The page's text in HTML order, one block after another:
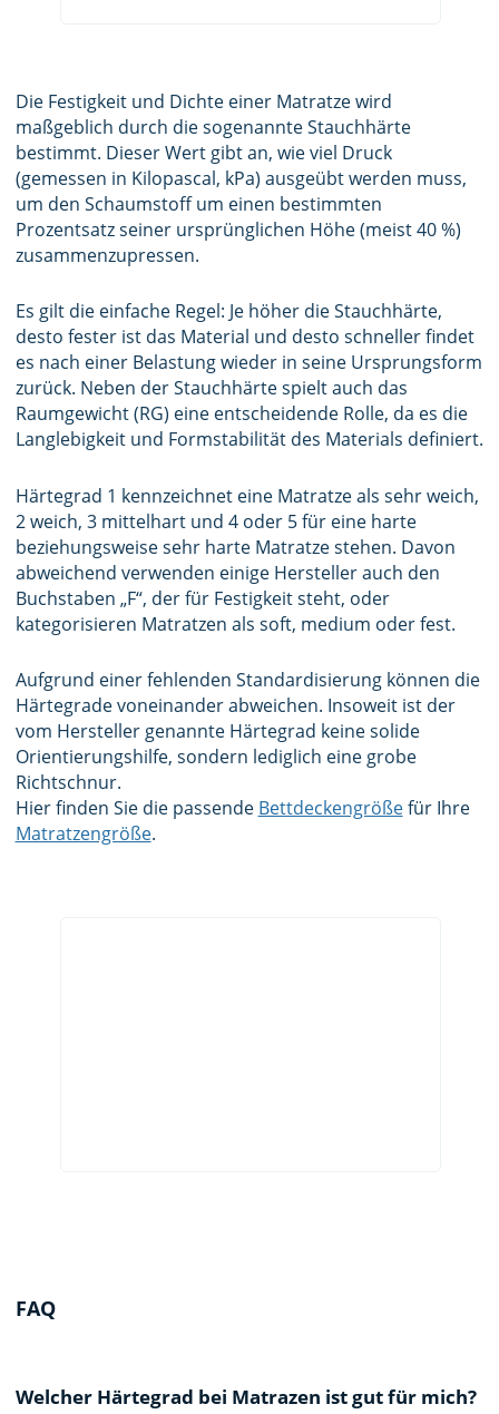
Die Festigkeit und Dichte einer Matratze wird
maßgeblich durch die sogenannte Stauchhärte
bestimmt. Dieser Wert gibt an, wie viel Druck
(gemessen in Kilopascal, kPa) ausgeübt werden muss,
um den Schaumstoff um einen bestimmten
Prozentsatz seiner ursprünglichen Höhe (meist 40 %)
zusammenzupressen.
Es gilt die einfache Regel: Je höher die Stauchhärte,
desto fester ist das Material und desto schneller findet
es nach einer Belastung wieder in seine Ursprungsform
zurück. Neben der Stauchhärte spielt auch das
Raumgewicht (RG) eine entscheidende Rolle, da es die
Langlebigkeit und Formstabilität des Materials definiert.
Härtegrad 1 kennzeichnet eine Matratze als sehr weich,
2 weich, 3 mittelhart und 4 oder 5 für eine harte
beziehungsweise sehr harte Matratze stehen. Davon
abweichend verwenden einige Hersteller auch den
Buchstaben „F“, der für Festigkeit steht, oder
kategorisieren Matratzen als soft, medium oder fest.
Aufgrund einer fehlenden Standardisierung können die
Härtegrade voneinander abweichen. Insoweit ist der
vom Hersteller genannte Härtegrad keine solide
Orientierungshilfe, sondern lediglich eine grobe
Richtschnur.
Hier finden Sie die passende Bettdeckengrößefür Ihre
Matratzengröße.
FAQ
Welcher Härtegrad bei Matrazen ist gut für mich?